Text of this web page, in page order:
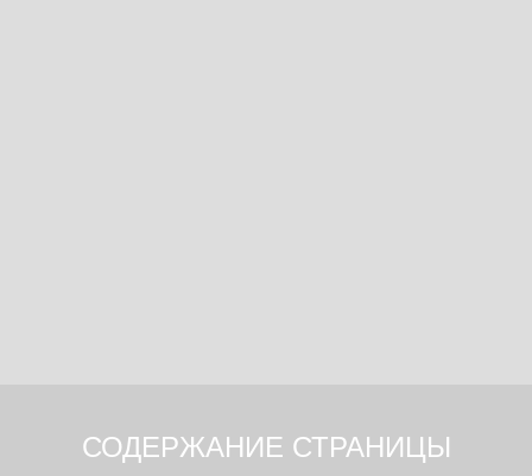
СОДЕРЖАНИЕ СТРАНИЦЫ